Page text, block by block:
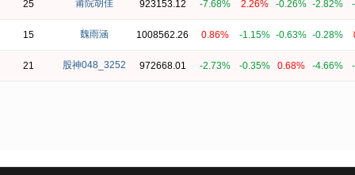
25 莆院胡佳 923153.12 -7.68% 2.26% -0.26% -2.82%
15 魏雨涵 1008562.26 0.86% -1.15% -0.63% -0.28%
21 股神048_3252 972668.01 -2.73% -0.35% 0.68% -4.66%